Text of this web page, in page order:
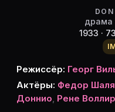
Владимир Соколов
Genica Athanasiou
Леон Ларив
Пьер Лабри
драма
1933 ·
Режиссёр: Георг
Актёры: Федор
Доннио, Рене